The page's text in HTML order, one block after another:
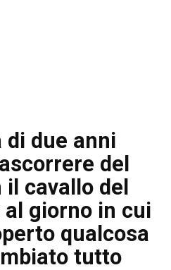
due anni
del
cavallo del
giorno in cui
qualcosa
tutto